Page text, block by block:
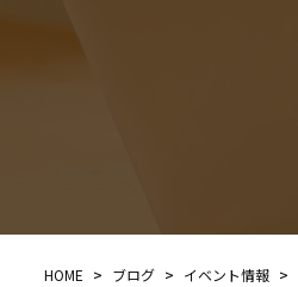
HOME > ブログ > イベント情報 >